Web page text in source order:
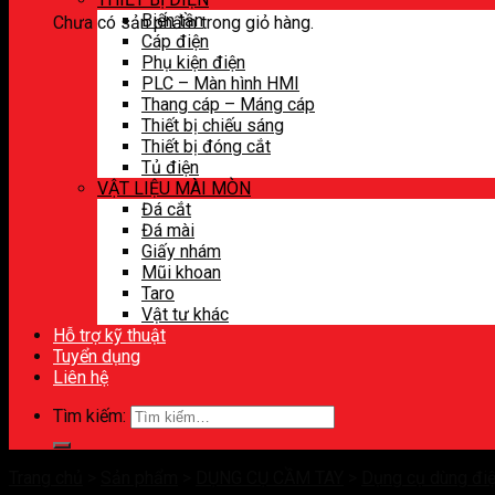
Chưa có sản phẩm trong giỏ hàng.
Biến tần
Cáp điện
Phụ kiện điện
PLC – Màn hình HMI
Thang cáp – Máng cáp
Thiết bị chiếu sáng
Thiết bị đóng cắt
Tủ điện
VẬT LIỆU MÀI MÒN
Đá cắt
Đá mài
Giấy nhám
Mũi khoan
Taro
Vật tư khác
Hỗ trợ kỹ thuật
Tuyển dụng
Liên hệ
Tìm kiếm: